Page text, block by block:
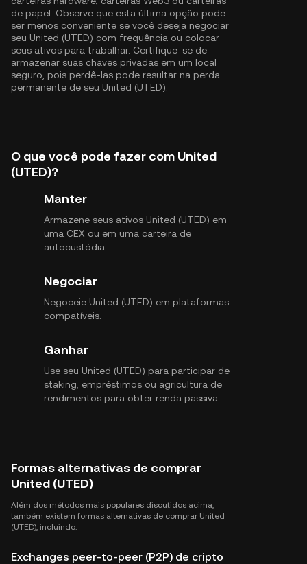
de papel. Observe que esta última opção pode
ser menos conveniente se você deseja negociar
seu United (UTED) com frequência ou colocar
seus ativos para trabalhar. Certifique-se de
armazenar suas chaves privadas em um local
seguro, pois perdê-las pode resultar na perda
permanente de seu United (UTED).
O que você pode fazer com United
(UTED)?
Manter
Armazene seus ativos United (UTED) em
uma CEX ou em uma carteira de
autocustódia.
Negociar
Negoceie United (UTED) em plataformas
compatíveis.
Ganhar
Use seu United (UTED) para participar de
staking, empréstimos ou agricultura de
rendimentos para obter renda passiva.
Formas alternativas de comprar
United (UTED)
Além dos métodos mais populares discutidos acima,
também existem formas alternativas de comprar United
(UTED), incluindo:
Exchanges peer-to-peer (P2P) de cripto